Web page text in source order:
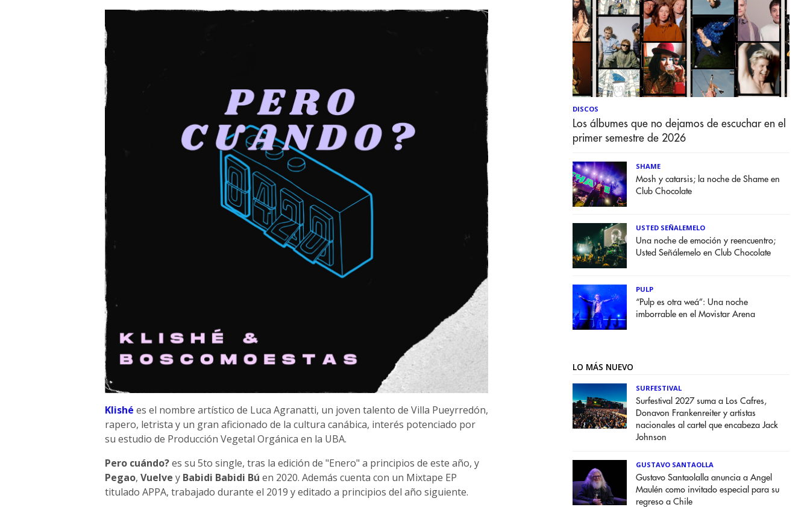
Klishé es el nombre artístico de Luca Agranatti, un joven talento de Villa Pueyrredón,
rapero, letrista y un gran aficionado de la cultura canábica, interés potenciado por
su estudio de Producción Vegetal Orgánica en la UBA.
Pero cuándo?es su 5to single, tras la edición de "Enero" a principios de este año, y
Pegao, Vuelve y Babidi Babidi Bú en 2020. Además cuenta con un Mixtape EP
titulado APPA, trabajado durante el 2019 y editado a principios del año siguiente.
DISCOS
Los álbumes que no dejamos de escuchar en el
primer semestre de 2026
SHAME
Mosh y catarsis; la noche de Shame en
Club Chocolate
USTED SEÑALEMELO
Una noche de emoción y reencuentro;
Usted Señálemelo en Club Chocolate
PULP
“Pulp es otra weá”: Una noche
imborrable en el Movistar Arena
LO MÁS NUEVO
SURFESTIVAL
Surfestival 2027 suma a Los Cafres,
Donavon Frankenreiter y artistas
nacionales al cartel que encabeza Jack
Johnson
GUSTAVO SANTAOLLA
Gustavo Santaolalla anuncia a Angel
Maulén como invitado especial para su
regreso a Chile